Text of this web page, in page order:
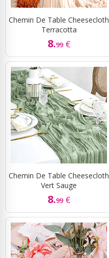
Chemin De Table Cheesecloth
Terracotta
8.99 €
Chemin De Table Cheesecloth
Vert Sauge
8.99 €